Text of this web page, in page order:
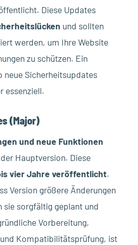
Diese Updates
und sollten
werden, um Ihre Website
zu schützen. Ein
neue Sicherheitsupdates
essenziell.
(Major)
und neue Funktionen
Hauptversion. Diese
vier Jahre veröffentlicht.
Version größere Änderungen
sorgfältig geplant und
Vorbereitung,
Kompatibilitätsprüfung, ist